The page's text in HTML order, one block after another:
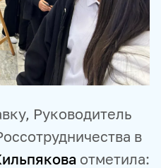
Руководитель
в
отметила: